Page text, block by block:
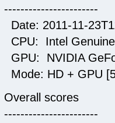
-----------------------
Date: 2011-11-
CPU: Intel
GPU: NVIDIA
Mode: HD + GPU
Overall scores
-----------------------